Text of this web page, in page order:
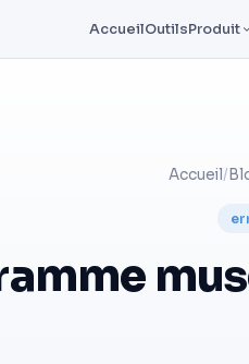
AccueilOutilsProduit
Accueil/